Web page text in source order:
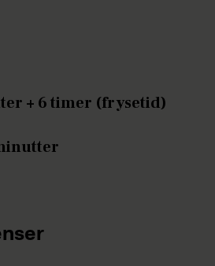
+ 6 timer (frysetid)